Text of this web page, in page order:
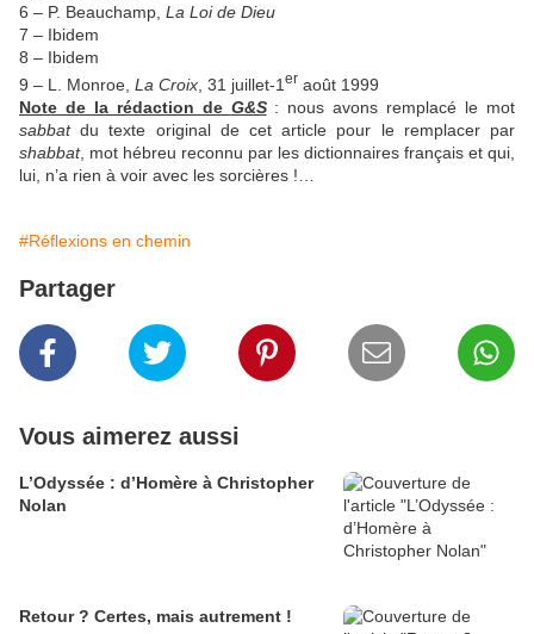
6 – P. Beauchamp, La Loi de Dieu
7 – Ibidem
8 – Ibidem
9 – L. Monroe, La Croix , 31 juillet-1 er août 1999
Note de la rédaction de G&S: nous avons remplacé le mot
sabbatdu texte original de cet article pour le remplacer par
shabbat, mot hébreu reconnu par les dictionnaires français et qui,
lui, n’a rien à voir avec les sorcières !…
#Réflexions en chemin
Partager
Vous aimerez aussi
L’Odyssée : d’Homère à Christopher
Nolan
Retour ? Certes, mais autrement !